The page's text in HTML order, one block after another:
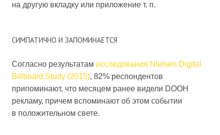
на другую вкладку или приложение т. п.
СИМПАТИЧНО И ЗАПОМИНАЕТСЯ
Согласно результатам исследования Nielsen Digital
Billboard Study (2015), 82% респондентов
припоминают, что месяцем ранее видели DOOH
рекламу, причем вспоминают об этом событии
в положительном свете.